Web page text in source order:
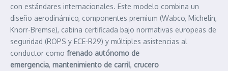
con estándares internacionales. Este modelo combina un
diseño aerodinámico, componentes premium (Wabco, Michelin,
Knorr-Bremse), cabina certificada bajo normativas europeas de
seguridad (ROPS y ECE-R29) y múltiples asistencias al
conductor como frenado autónomo de
emergencia, mantenimiento de carril, crucero